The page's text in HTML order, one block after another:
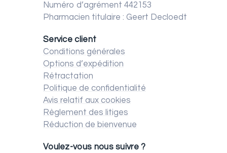
Numéro d’agrément 442153
Pharmacien titulaire : Geert Decloedt
Service client
Conditions générales
Options d’expédition
Rétractation
Politique de confidentialité
Avis relatif aux cookies
Règlement des litiges
Réduction de bienvenue
Voulez-vous nous suivre ?